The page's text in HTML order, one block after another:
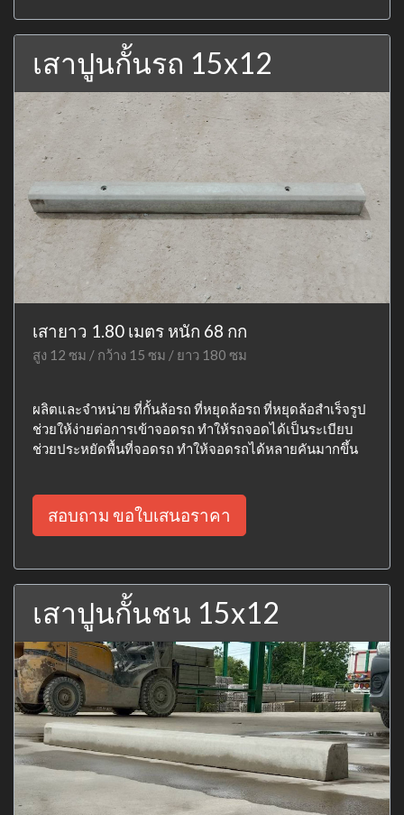
เสาปูนกั้นรถ 15x12
เสายาว 1.80 เมตร หนัก 68 กก
สูง 12 ซม / กว้าง 15 ซม / ยาว 180 ซม
ผลิตและจำหน่าย ที่กั้นล้อรถ ที่หยุดล้อรถ ที่หยุดล้อสำเร็จรูป
ช่วยให้ง่ายต่อการเข้าจอดรถ ทำให้รถจอดได้เป็นระเบียบ
ช่วยประหยัดพื้นที่จอดรถ ทำให้จอดรถได้หลายคันมากขึ้น
สอบถาม ขอใบเสนอราคา
เสาปูนกั้นชน 15x12